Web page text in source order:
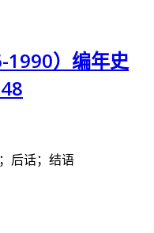
1990）编年史
后话；结语